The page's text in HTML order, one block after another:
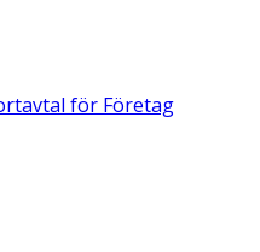
för Företag